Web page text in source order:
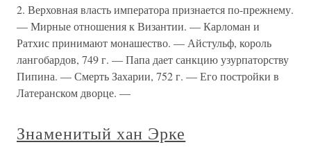
2. Верховная власть императора признается по-прежнему.
— Мирные отношения к Византии. — Карломан и
Ратхис принимают монашество. — Айстульф, король
лангобардов, 749 г. — Папа дает санкцию узурпаторству
Пипина. — Смерть Захарии, 752 г. — Его постройки в
Латеранском дворце. —
Знаменитый хан Эрке